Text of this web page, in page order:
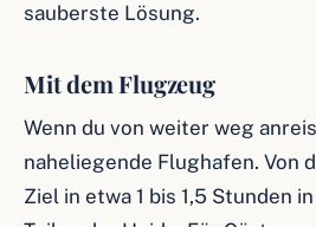
sauberste Lösung.
Mit dem Flugzeug
Wenn du von weiter weg
naheliegende Flughafen. Von
Ziel in etwa 1 bis 1,5 Stunden